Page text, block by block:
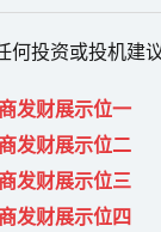
投资或投机建
发财展示位一
发财展示位二
发财展示位三
发财展示位四